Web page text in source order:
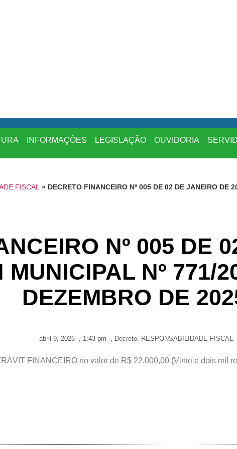
INFORMAÇÕES LEGISLAÇÃO OUVIDORIA
FISCAL » DECRETO FINANCEIRO Nº 005 DE 02 DE JANEIRO DE
Nº 005 DE
MUNICIPAL Nº 771/
DEZEMBRO DE
abril 9, 2026 1:43 pm Decreto RESPONSABILIDADE FISCAL
FINANCEIRO no valor de R$ 22.000,00 (Vinte e dois mil